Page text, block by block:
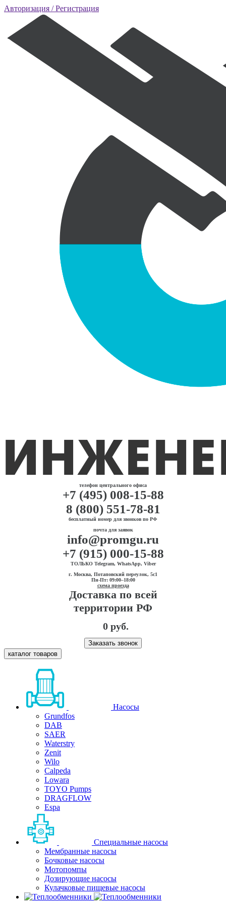
Авторизация / Регистрация
телефон центрального офиса
+7 (495) 008-15-88
8 (800) 551-78-81
бесплатный номер для звонков по РФ
почта для заявок
info@promgu.ru
+7 (915) 000-15-88
ТОЛЬКО Telegram, WhatsApp, Viber
г. Москва, Потаповский переулок, 5с1
Пн-Пт: 09:00–18:00
схема проезда
Доставка по всей
территории РФ
0 руб.
Заказать звонок
каталог товаров
Насосы
Grundfos
DAB
SAER
Waterstry
Zenit
Wilo
Calpeda
Lowara
TOYO Pumps
DRAGFLOW
Espa
Специальные насосы
Мембранные насосы
Бочковые насосы
Мотопомпы
Дозирующие насосы
Кулачковые пищевые насосы